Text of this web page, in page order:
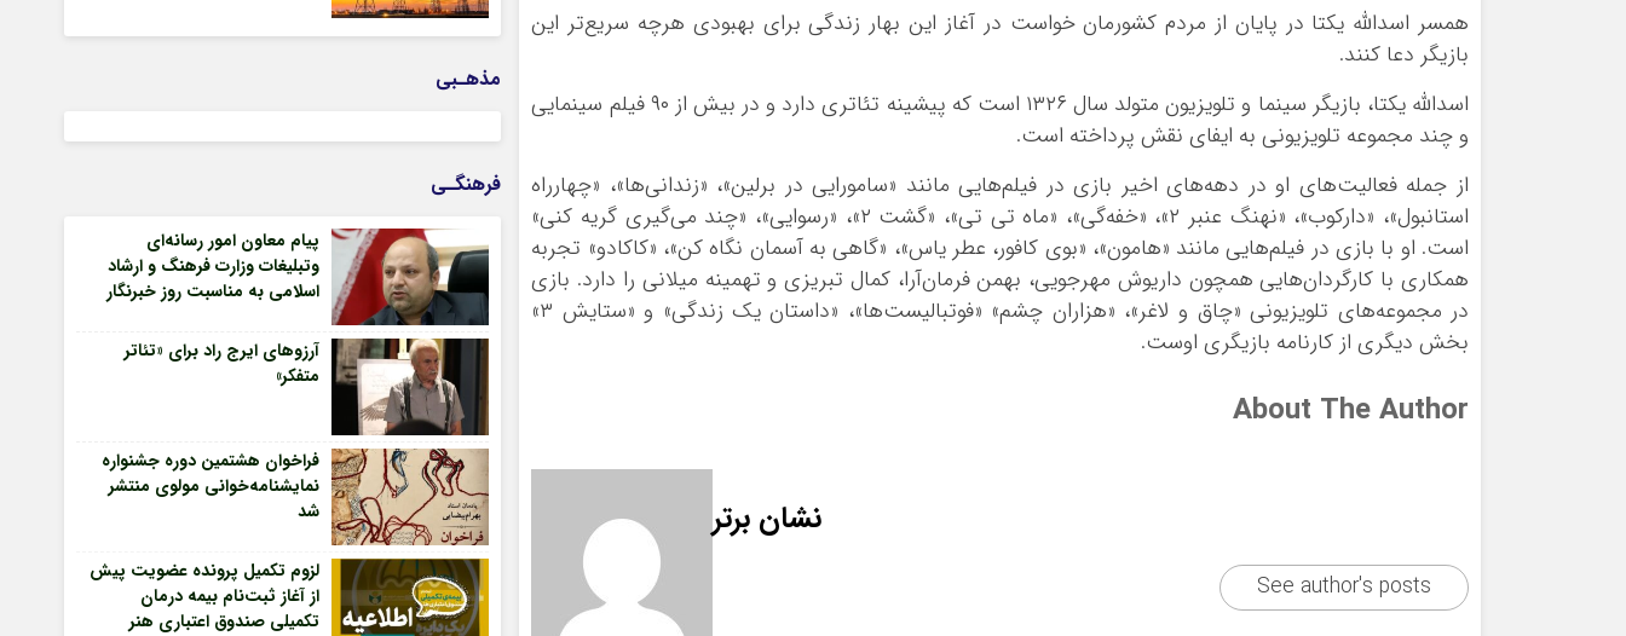
همسر اسدالله یکتا در پایان از مردم کشورمان خواست در آغاز این بهار زندگی برای بهبودی هرچه سریع‌تر این
بازیگر دعا کنند.
اسدالله یکتا، بازیگر سینما و تلویزیون متولد سال ۱۳۲۶ است که پیشینه تئاتری دارد و در بیش از ۹۰ فیلم سینمایی
و چند مجموعه تلویزیونی به ایفای نقش پرداخته است.
از جمله فعالیت‌های او در دهه‌های اخیر بازی در فیلم‌هایی مانند «سامورایی در برلین»، «زندانی‌ها»، «چهارراه
استانبول»، «دارکوب»، «نهنگ عنبر ۲»، «خفه‌گی»، «ماه تی تی»، «گشت ۲»، «رسوایی»، «چند می‌گیری گریه کنی»
است. او با بازی در فیلم‌هایی مانند «هامون»، «بوی کافور، عطر یاس»، «گاهی به آسمان نگاه کن»، «کاکادو» تجربه
همکاری با کارگردان‌هایی همچون داریوش مهرجویی، بهمن فرمان‌آرا، کمال تبریزی و تهمینه میلانی را دارد. بازی
در مجموعه‌های تلویزیونی «چاق و لاغر»، «هزاران چشم» «فوتبالیست‌ها»، «داستان یک زندگی» و «ستایش ۳»
بخش دیگری از کارنامه بازیگری اوست.
About The Author
نشان برتر
See author's posts
مذهـبی
فرهنگـی
پیام معاون امور رسانه‌ای
وتبلیغات وزارت فرهنگ و ارشاد
اسلامی به مناسبت روز خبرنگار
آرزوهای ایرج راد برای «تئاتر
متفکر»
فراخوان هشتمین دوره جشنواره
نمایشنامه‌خوانی مولوی منتشر
شد
لزوم تکمیل پرونده عضویت پیش
از آغاز ثبت‌نام بیمه درمان
تکمیلی صندوق اعتباری هنر